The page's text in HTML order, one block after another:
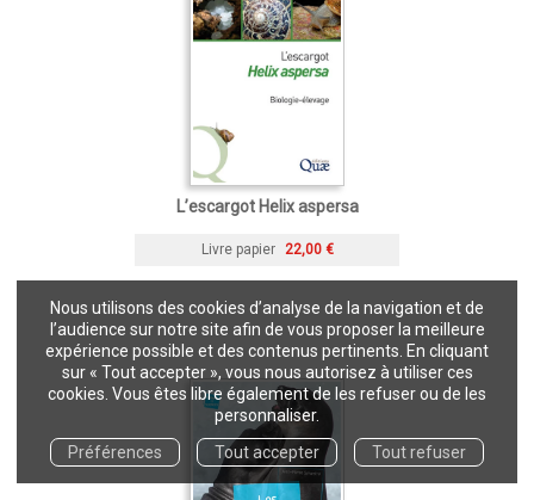
Nous utilisons des cookies d’analyse de la navigation et de
l’audience sur notre site afin de vous proposer la meilleure
expérience possible et des contenus pertinents. En cliquant
sur « Tout accepter », vous nous autorisez à utiliser ces
cookies. Vous êtes libre également de les refuser ou de les
personnaliser.
Préférences
Tout accepter Tout refuser
L’escargot Helix aspersa
Livre papier 22,00 €